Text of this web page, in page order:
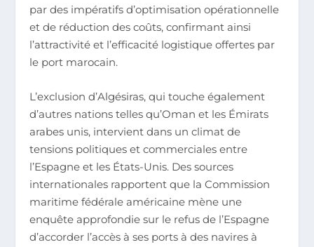
par des impératifs d’optimisation opérationnelle
et de réduction des coûts, confirmant ainsi
l’attractivité et l’efficacité logistique offertes par
le port marocain.
L’exclusion d’Algésiras, qui touche également
d’autres nations telles qu’Oman et les Émirats
arabes unis, intervient dans un climat de
tensions politiques et commerciales entre
l’Espagne et les États-Unis. Des sources
internationales rapportent que la Commission
maritime fédérale américaine mène une
enquête approfondie sur le refus de l’Espagne
d’accorder l’accès à ses ports à des navires à